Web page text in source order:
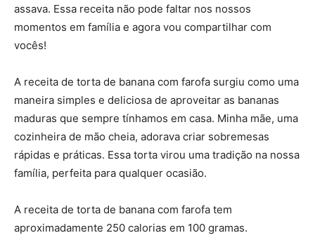
assava. Essa receita não pode faltar nos nossos
momentos em família e agora vou compartilhar com
vocês!
A receita de torta de banana com farofa surgiu como uma
maneira simples e deliciosa de aproveitar as bananas
maduras que sempre tínhamos em casa. Minha mãe, uma
cozinheira de mão cheia, adorava criar sobremesas
rápidas e práticas. Essa torta virou uma tradição na nossa
família, perfeita para qualquer ocasião.
A receita de torta de banana com farofa tem
aproximadamente 250 calorias em 100 gramas.